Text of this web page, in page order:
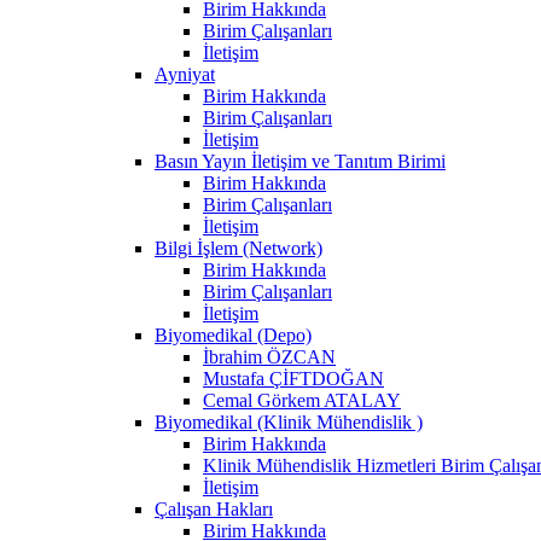
Birim Hakkında
Birim Çalışanları
İletişim
Ayniyat
Birim Hakkında
Birim Çalışanları
İletişim
Basın Yayın İletişim ve Tanıtım Birimi
Birim Hakkında
Birim Çalışanları
İletişim
Bilgi İşlem (Network)
Birim Hakkında
Birim Çalışanları
İletişim
Biyomedikal (Depo)
İbrahim ÖZCAN
Mustafa ÇİFTDOĞAN
Cemal Görkem ATALAY
Biyomedikal (Klinik Mühendislik )
Birim Hakkında
Klinik Mühendislik Hizmetleri Birim
İletişim
Çalışan Hakları
Birim Hakkında